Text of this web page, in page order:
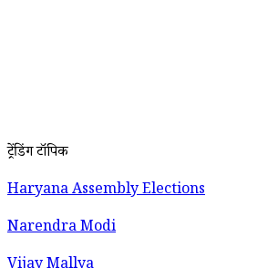
ट्रेंडिंग टॉपिक
Haryana Assembly Elections
Narendra Modi